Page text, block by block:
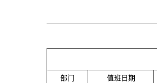
部门
值班日期